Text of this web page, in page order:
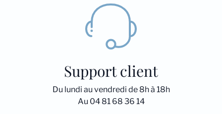
Support client
Du lundi au vendredi de 8h à 18h
Au 04 81 68 36 14